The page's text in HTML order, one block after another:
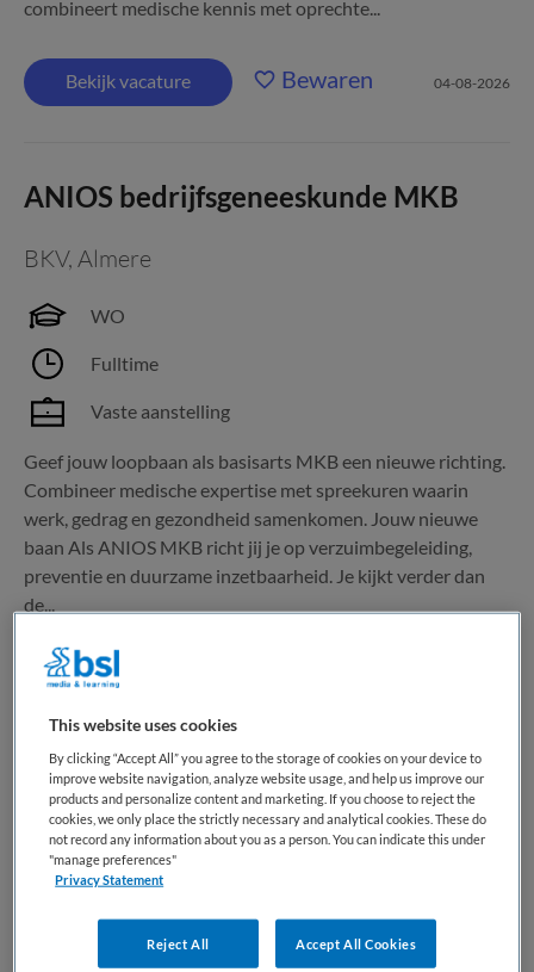
combineert medische kennis met oprechte...
Bekijk vacature Bewaren 04-08-2026
ANIOS bedrijfsgeneeskunde MKB
BKV, Almere
WO
Fulltime
Vaste aanstelling
Geef jouw loopbaan als basisarts MKB een nieuwe richting.
Combineer medische expertise met spreekuren waarin
werk, gedrag en gezondheid samenkomen. Jouw nieuwe
baan Als ANIOS MKB richt jij je op verzuimbegeleiding,
preventie en duurzame inzetbaarheid. Je kijkt verder dan
de...
Bekijk vacature
Basisarts ANW-diensten | bijbaan
BKV,Terneuzen
Parttime
This website uses cookies
By clicking “Accept All” you agree to the storage of cookies on your device to
improve website navigation, analyze website usage, and help us improve our
products and personalize content and marketing. If you choose to reject the
cookies, we only place the strictly necessary and analytical cookies. These do
not record any information about you as a person. You can indicate this under
"manage preferences"
Privacy Statement
Reject All Accept All Cookies